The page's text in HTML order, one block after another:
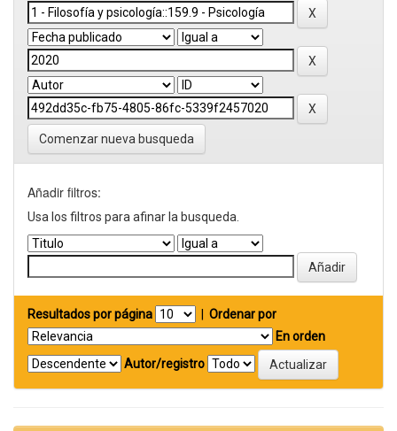
Comenzar nueva busqueda
Añadir filtros:
Usa los filtros para afinar la busqueda.
Resultados por página
Ordenar por
En orden
Autor/registro